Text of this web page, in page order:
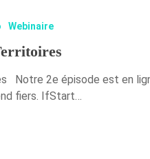
Webinaire
Notre 2e épisode est en
fiers. IfStart…